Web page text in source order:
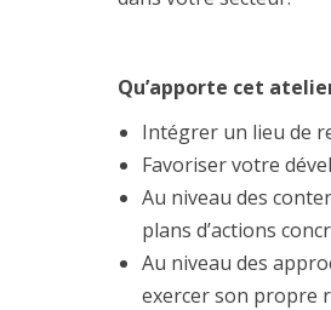
Qu’apporte cet
Intégrer un lieu de
Favoriser votre
Au niveau des
plans d’actions
Au niveau des
exercer son propre